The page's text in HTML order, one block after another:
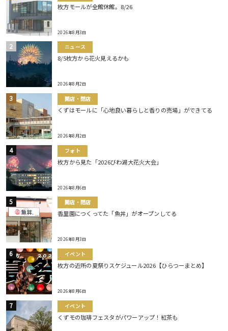
枚方モールが全館休館。8/26
2026年8月3日
ニュース
8/5枚方から花火見えるかも
2026年8月2日
開店・閉店
くずはモールに「心地良い暮らしと香りの売場」ができてる
2026年8月2日
フォト
枚方から見た「2026びわ湖大花火大会」
2026年8月6日
開店・閉店
香里園につくってた「魚丼」がオープンしてる
2026年8月3日
イベント
枚方の近所の夏祭りスケジュール2026【ひらつーまとめ】
2026年8月6日
イベント
くずモの珈琲フェスタがパワーアップ！紅茶も